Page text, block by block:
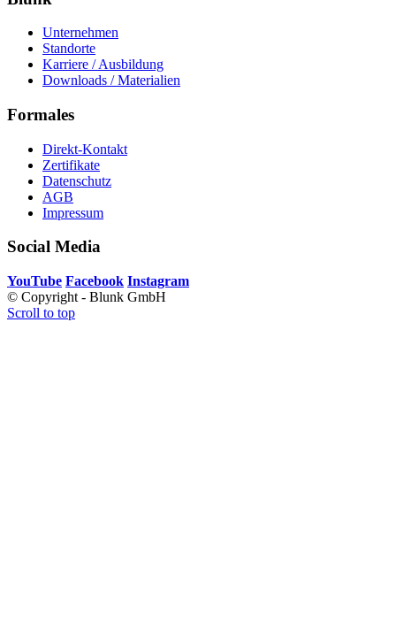
Unternehmen
Standorte
Karriere / Ausbildung
Downloads / Materialien
Formales
Direkt-Kontakt
Zertifikate
Datenschutz
AGB
Impressum
Social Media
YouTube Facebook Instagram
© Copyright - Blunk GmbH
Scroll to top